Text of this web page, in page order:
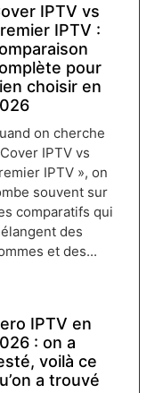
IPTV vs
IPTV :
pour
choisir en
on cherche
IPTV vs
IPTV », on
souvent sur
comparatifs qui
des
et des...
IPTV en
: on a
voilà ce
a trouvé